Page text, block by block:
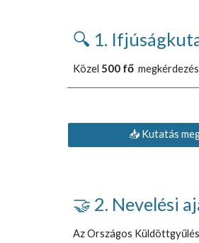
🔍 1.
Közel 500 fő
📥 Kutatás
🤝 2. Nevelési
Az Országos